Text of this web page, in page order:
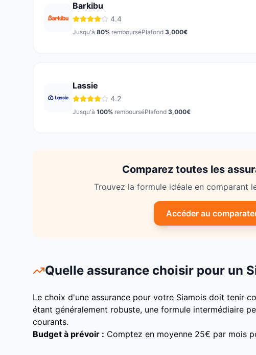
Barkibu
4.4
Jusqu'à 80% rembourséPlafond 3,000€
Lassie
4.2
Jusqu'à 100% rembourséPlafond 3,000€
Comparez toutes les
Trouvez la formule idéale en comparant
Accéder au
Quelle assurance choisir pour un
Le choix d'une assurance pour votre Siamois doit tenir
étant généralement robuste, une formule intermédiaire
courants.
Budget à prévoir : Comptez en moyenne 25€ par mois